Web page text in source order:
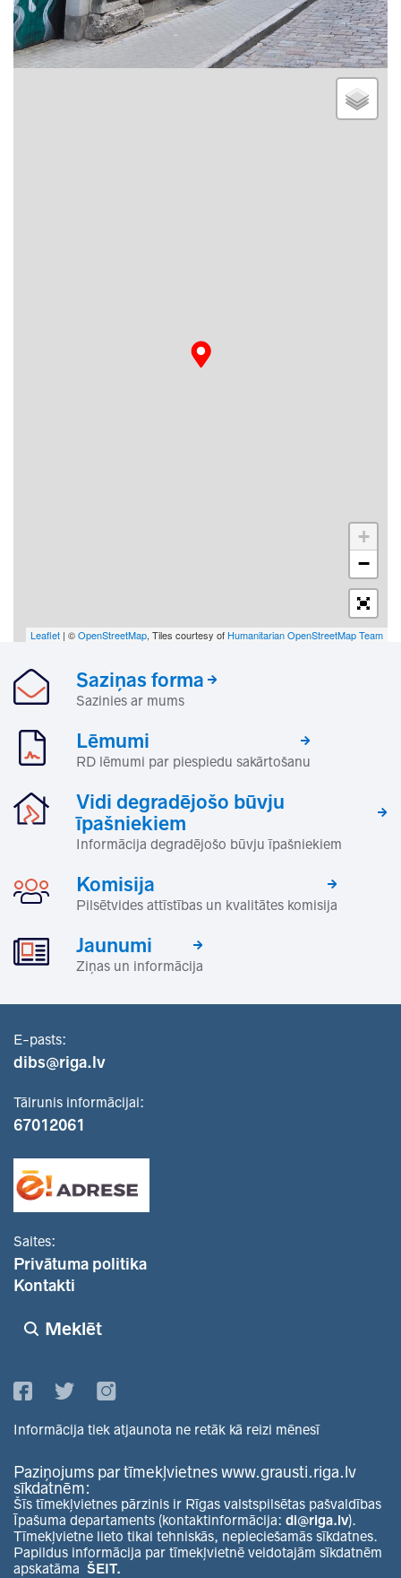
+
−
Leaflet | ©OpenStreetMap, Tiles courtesy of Humanitarian OpenStreetMap Team
Saziņas forma
Sazinies ar mums
Lēmumi
RD lēmumi par piespiedu sakārtošanu
Vidi degradējošo būvju
īpašniekiem
Informācija degradējošo būvju īpašniekiem
Komisija
Pilsētvides attīstības un kvalitātes komisija
Jaunumi
Ziņas un informācija
E-pasts:
dibs@riga.lv
Tālrunis informācijai:
67012061
Saites:
Privātuma politika
Kontakti
Meklēt
Informācija tiek atjaunota ne retāk kā reizi mēnesī
Paziņojums par tīmekļvietnes www.grausti.riga.lv
sīkdatnēm:
Šīs tīmekļvietnes pārzinis ir Rīgas valstspilsētas pašvaldības
Īpašuma departaments (kontaktinformācija: di@riga.lv).
Tīmekļvietne lieto tikai tehniskās, nepieciešamās sīkdatnes.
Papildus informācija par tīmekļvietnē veidotajām sīkdatnēm
apskatāma ŠEIT.